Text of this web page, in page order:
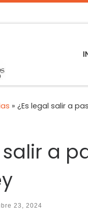
» ¿Es legal salir a
salir a
23, 2024